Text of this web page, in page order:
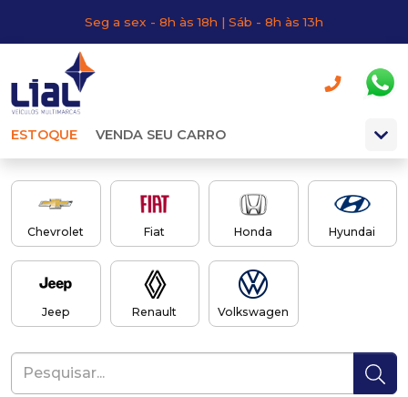
Seg a sex - 8h às 18h | Sáb - 8h às 13h
ESTOQUE VENDA SEU CARRO
Chevrolet Fiat Honda Hyundai
Jeep Renault Volkswagen